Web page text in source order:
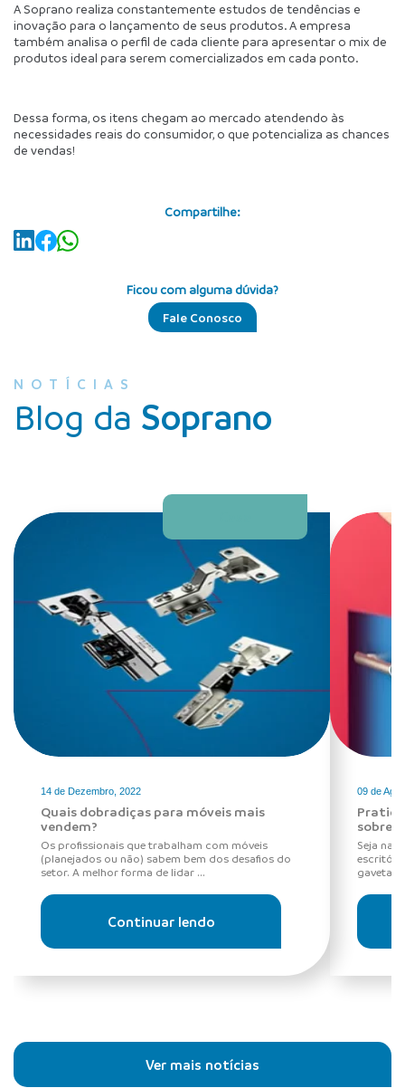
A Soprano realiza constantemente estudos de tendências e
inovação para o lançamento de seus produtos. A empresa
também analisa o perfil de cada cliente para apresentar o mix de
produtos ideal para serem comercializados em cada ponto.
Dessa forma, os itens chegam ao mercado atendendo às
necessidades reais do consumidor, o que potencializa as chances
de vendas!
Compartilhe:
Ficou com alguma dúvida?
Fale Conosco
NOTÍCIAS
Blog da Soprano
14 de Dezembro, 2022
Quais dobradiças para móveis mais
vendem?
Os profissionais que trabalham com móveis
(planejados ou não) sabem bem dos desafios do
setor. A melhor forma de lidar ...
Continuar lendo
09 de
sobre
Seja na
gaveta
Ver mais notícias